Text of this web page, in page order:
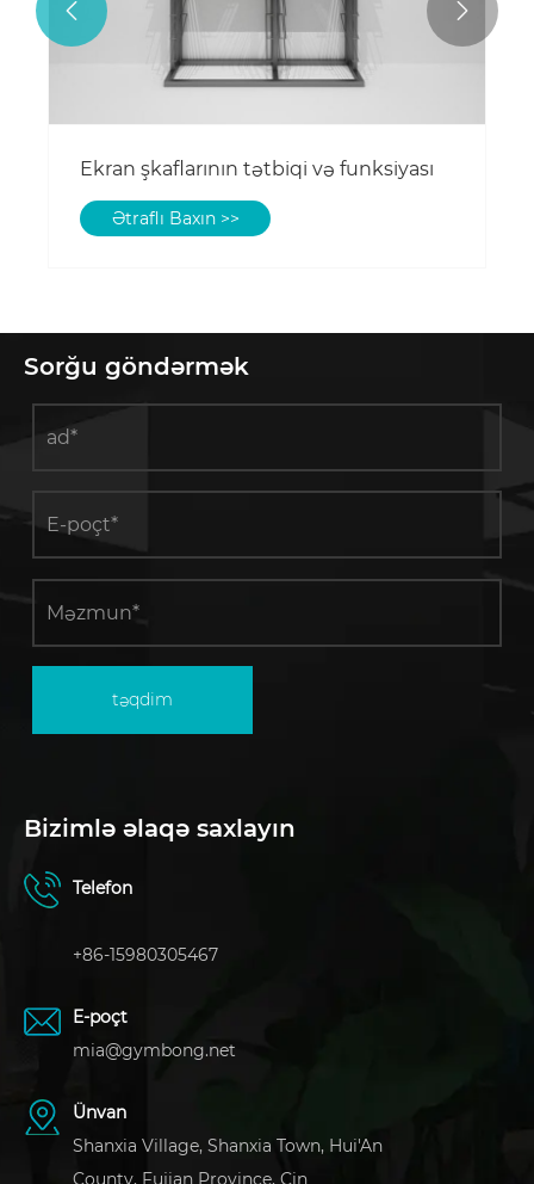
Ekran şkaflarının tətbiqi və funksiyası
Ətraflı Baxın >>
 
Sorğu göndərmək
təqdim
Bizimlə əlaqə saxlayın
Telefon
+86-15980305467
E-poçt
mia@gymbong.net
Ünvan
Shanxia Village, Shanxia Town, Hui'An
County, Fujian Province, Çin